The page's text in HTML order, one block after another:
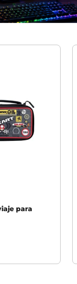
para